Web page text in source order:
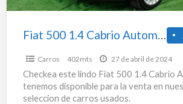
Fiat 500 1.4 Cabrio Automatico
Carros 402mts 27 de abril de 2024
Checkea este lindo Fiat 500 1.4 Cabrio
tenemos disponible para la venta en
seleccion de carros usados.